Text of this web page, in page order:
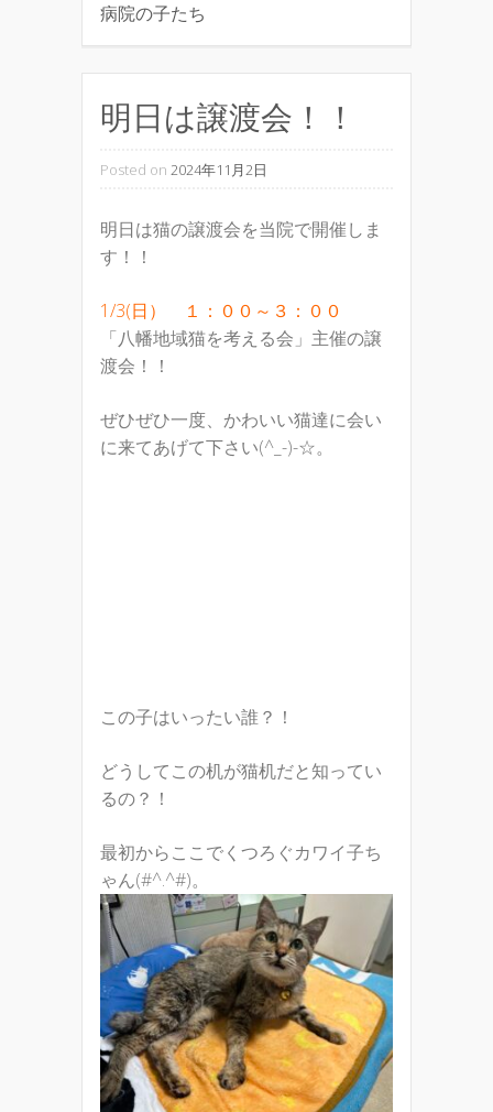
病院の子たち
明日は譲渡会！！
Posted on 2024年11月2日
明日は猫の譲渡会を当院で開催しま
す！！
1/3(日） １：００～３：００
「八幡地域猫を考える会」主催の譲
渡会！！
ぜひぜひ一度、かわいい猫達に会い
に来てあげて下さい(^_-)-☆。
この子はいったい誰？！
どうしてこの机が猫机だと知ってい
るの？！
最初からここでくつろぐカワイ子ち
ゃん(#^.^#)。